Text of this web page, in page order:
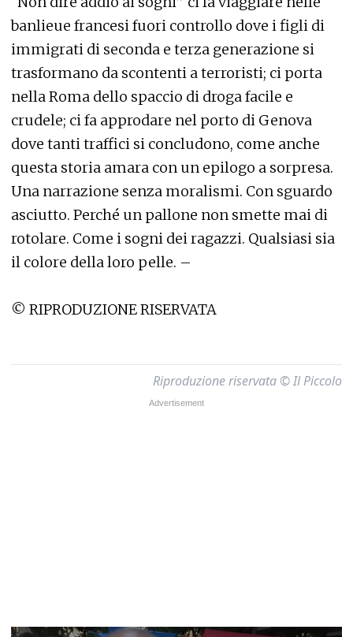
banlieue francesi fuori controllo dove i figli di
immigrati di seconda e terza generazione si
trasformano da scontenti a terroristi; ci porta
nella Roma dello spaccio di droga facile e
crudele; ci fa approdare nel porto di Genova
dove tanti traffici si concludono, come anche
questa storia amara con un epilogo a sorpresa.
Una narrazione senza moralismi. Con sguardo
asciutto. Perché un pallone non smette mai di
rotolare. Come i sogni dei ragazzi. Qualsiasi sia
il colore della loro pelle. –
© RIPRODUZIONE RISERVATA
Riproduzione riservata © Il Piccolo